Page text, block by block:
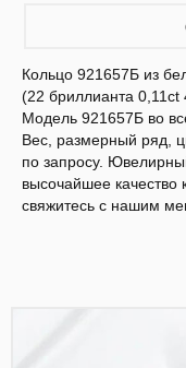
Кольцо 921657Б из
(22 бриллианта 0,11ct
Модель 921657Б во
Вес, размерный ряд,
по запросу.
высочайшее качество
свяжитесь с нашим